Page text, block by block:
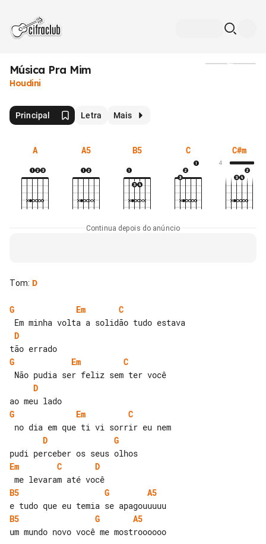
Música Pra Mim
Houdini
Principal Letra Mais
A A5 B5 C C#m
4
Continua depois do anúncio
Tom: D
G Em
C
D
G
Em
C
D
G
Em
C
D
G
Em
C
D
B5
G
A5
B5
G
A5
um mundo novo você me mostroooooo